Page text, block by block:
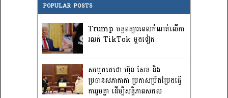
POPULAR POSTS
Trump បន្តពន្យារពេលកំណត់លើកា
រលក់ TikTok ម្តងទៀត
សម្តេចតេជោ ហ៊ុន សែន និង
ប្រធានសភាកាតា ប្រកាសប្រឹងប្រែងធ្វើ
ការ​រួមគ្នា ដើម្បីសន្តិភាពសកល